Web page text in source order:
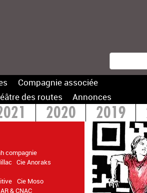
Compagnie associée
des routes Annonces
compagnie
Cie Anoraks
Cie Moso
& CNAC
2020 2019